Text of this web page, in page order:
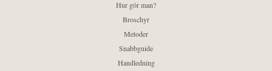
Hur gör man?
Broschyr
Metoder
Snabbguide
Handledning